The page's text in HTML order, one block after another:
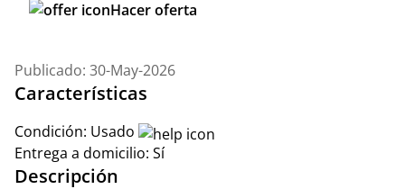
Hacer oferta
Publicado: 30-May-2026
Características
Condición: Usado
Entrega a domicilio: Sí
Descripción